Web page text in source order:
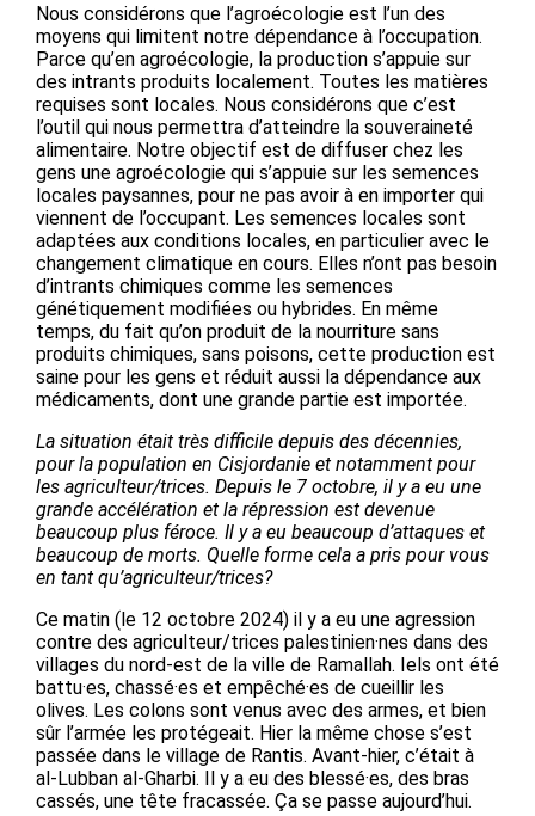
Nous considérons que l’agroécologie est l’un des
moyens qui limitent notre dépendance à l’occupation.
Parce qu’en agroécologie, la production s’appuie sur
des intrants produits localement. Toutes les matières
requises sont locales. Nous considérons que c’est
l’outil qui nous permettra d’atteindre la souveraineté
alimentaire. Notre objectif est de diffuser chez les
gens une agroécologie qui s’appuie sur les semences
locales paysannes, pour ne pas avoir à en importer qui
viennent de l’occupant. Les semences locales sont
adaptées aux conditions locales, en particulier avec le
changement climatique en cours. Elles n’ont pas besoin
d’intrants chimiques comme les semences
génétiquement modifiées ou hybrides. En même
temps, du fait qu’on produit de la nourriture sans
produits chimiques, sans poisons, cette production est
saine pour les gens et réduit aussi la dépendance aux
médicaments, dont une grande partie est importée.
La situation était très difficile depuis des décennies,
pour la population en Cisjordanie et notamment pour
les agriculteur/trices. Depuis le 7 octobre, il y a eu une
grande accélération et la répression est devenue
beaucoup plus féroce. Il y a eu beaucoup d’attaques et
beaucoup de morts. Quelle forme cela a pris pour vous
en tant qu’agriculteur/trices?
Ce matin (le 12 octobre 2024) il y a eu une agression
contre des agriculteur/trices palestinien·nes dans des
villages du nord-est de la ville de Ramallah. Iels ont été
battu·es, chassé·es et empêché·es de cueillir les
olives. Les colons sont venus avec des armes, et bien
sûr l’armée les protégeait. Hier la même chose s’est
passée dans le village de Rantis. Avant-hier, c’était à
al-Lubban al-Gharbi. Il y a eu des blessé·es, des bras
cassés, une tête fracassée. Ça se passe aujourd’hui.